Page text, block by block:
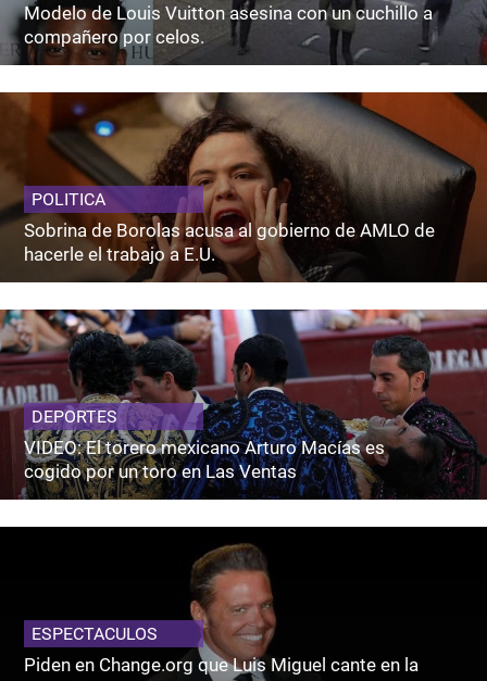
Modelo de Louis Vuitton asesina con un cuchillo a
compañero por celos.
POLITICA
Sobrina de Borolas acusa al gobierno de AMLO de
hacerle el trabajo a E.U.
DEPORTES
VIDEO: El torero mexicano Arturo Macías es
cogido por un toro en Las Ventas
ESPECTACULOS
Piden en Change.org que Luis Miguel cante en la